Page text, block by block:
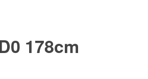
178cm